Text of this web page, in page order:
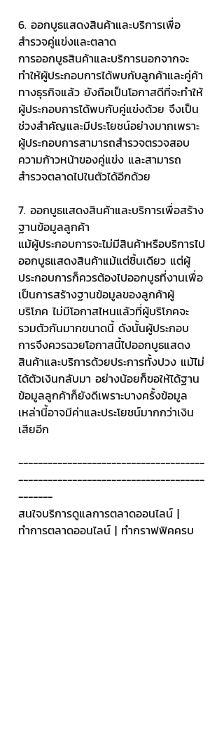
6. ออกบูธแสดงสินค้าและบริการเพื่อ
สำรวจคู่แข่งและตลาด
การออกบูธสินค้าและบริการนอกจากจะ
ทำให้ผู้ประกอบการได้พบกับลูกค้าและคู่ค้า
ทางธุรกิจแล้ว ยังถือเป็นโอกาสดีที่จะทำให้
ผู้ประกอบการได้พบกับคู่แข่งด้วย จึงเป็น
ช่วงสำคัญและมีประโยชน์อย่างมากเพราะ
ผู้ประกอบการสามารถสำรวจตรวจสอบ
ความก้าวหน้าของคู่แข่ง และสามารถ
สำรวจตลาดไปในตัวได้อีกด้วย
7. ออกบูธแสดงสินค้าและบริการเพื่อสร้าง
ฐานข้อมูลลูกค้า
แม้ผู้ประกอบการจะไม่มีสินค้าหรือบริการไป
ออกบูธแสดงสินค้าแม้แต่ชิ้นเดียว แต่ผู้
ประกอบการก็ควรต้องไปออกบูธที่งานเพื่อ
เป็นการสร้างฐานข้อมูลของลูกค้าผู้
บริโภค ไม่มีโอกาสไหนแล้วที่ผู้บริโภคจะ
รวมตัวกันมากขนาดนี้ ดังนั้นผู้ประกอบ
การจึงควรฉวยโอกาสนี้ไปออกบูธแสดง
สินค้าและบริการด้วยประการทั้งปวง แม้ไม่
ได้ตัวเงินกลับมา อย่างน้อยก็ขอให้ได้ฐาน
ข้อมูลลูกค้าก็ยังดีเพราะบางครั้งข้อมูล
เหล่านี้อาจมีค่าและประโยชน์มากกว่าเงิน
เสียอีก
--------------------------------------
--------------------------------------
-------
สนใจบริการดูแลการตลาดออนไลน์ |
ทำการตลาดออนไลน์ | ทำกราฟฟิคครบ